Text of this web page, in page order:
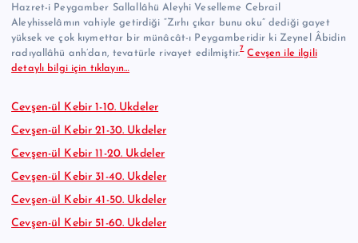
Hazret-i Peygamber Sallallâhü Aleyhi Veselleme Cebrail
Aleyhisselâmın vahiyle getirdiği “Zırhı çıkar bunu oku” dediği gayet
yüksek ve çok kıymettar bir münâcât-ı Peygamberidir ki Zeynel Âbidin
radıyallâhü anh’dan, tevatürle rivayet edilmiştir.7 Cevşen ile ilgili
detaylı bilgi için tıklayın…
Cevşen-ül Kebir 1-10. Ukdeler
Cevşen-ül Kebir 21-30. Ukdeler
Cevşen-ül Kebir 11-20. Ukdeler
Cevşen-ül Kebir 31-40. Ukdeler
Cevşen-ül Kebir 41-50. Ukdeler
Cevşen-ül Kebir 51-60. Ukdeler